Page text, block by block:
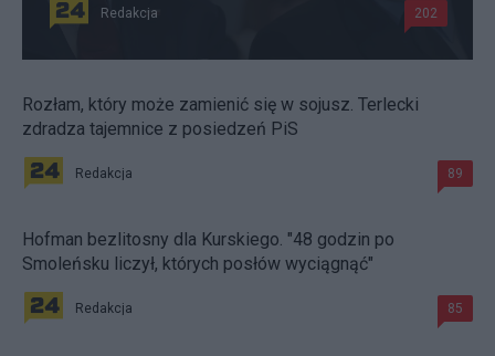
Redakcja 202
Rozłam, który może zamienić się w sojusz. Terlecki
zdradza tajemnice z posiedzeń PiS
Redakcja 89
Hofman bezlitosny dla Kurskiego. "48 godzin po
Smoleńsku liczył, których posłów wyciągnąć"
Redakcja 85